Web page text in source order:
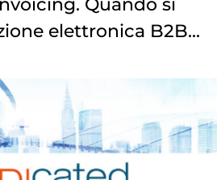
Quando si
elettronica B2B...